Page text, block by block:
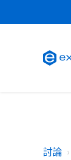
討論